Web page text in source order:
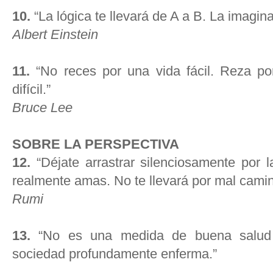
10. “La lógica te llevará de A a B. La
Albert Einstein
11. “No reces por una vida fácil. Reza
difícil.”
Bruce Lee
SOBRE LA PERSPECTIVA
12. “Déjate arrastrar silenciosamente
realmente amas. No te llevará por mal
Rumi
13.“No es una medida de buena
sociedad profundamente enferma.”